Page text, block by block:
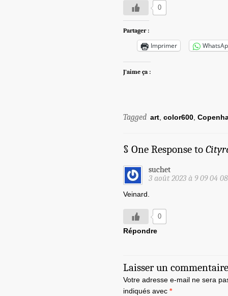
0
Partager :
Imprimer
J’aime ça :
Tagged art color600
§ One Response to
suchet
3 août 2023 à 9 09 04
Veinard.
0
Répondre
Laisser un commentaire
Votre adresse e-mail ne sera
indiqués avec *